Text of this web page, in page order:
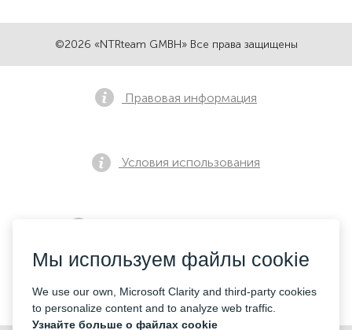
©2026 «NTRteam GMBH» Все права защищены
Правовая информация
Условия использования
Контакты
Мы используем файлы cookie
We use our own, Microsoft Clarity and third-party cookies
to personalize content and to analyze web traffic.
Узнайте больше о файлах cookie